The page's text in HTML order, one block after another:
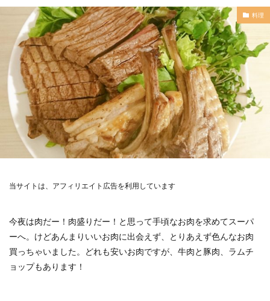
料理
当サイトは、アフィリエイト広告を利用しています
今夜は肉だー！肉盛りだー！と思って手頃なお肉を求めてスーパ
ーへ。けどあんまりいいお肉に出会えず、とりあえず色んなお肉
買っちゃいました。どれも安いお肉ですが、牛肉と豚肉、ラムチ
ョップもあります！